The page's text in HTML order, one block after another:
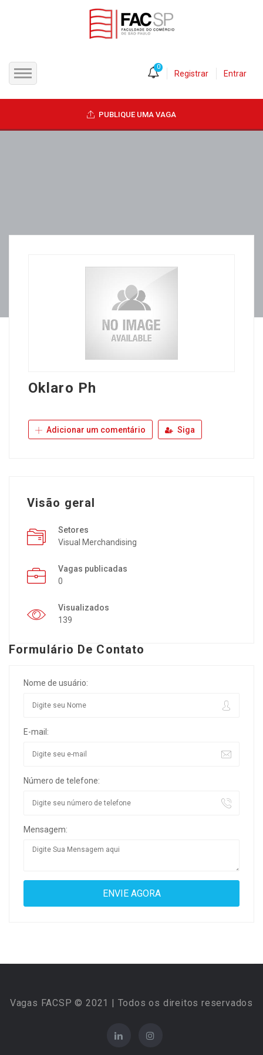
CANDIDATOS
0
Registrar Entrar
PUBLIQUE UMA VAGA
Oklaro Ph
Adicionar um comentário Siga
Visão geral
Setores
Visual Merchandising
Vagas publicadas
0
Visualizados
139
Formulário De Contato
Nome de usuário:
E-mail:
Número de telefone:
Mensagem:
Vagas FACSP © 2021 | Todos os direitos reservados